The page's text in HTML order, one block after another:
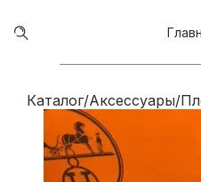
Каталог/Аксессуары/